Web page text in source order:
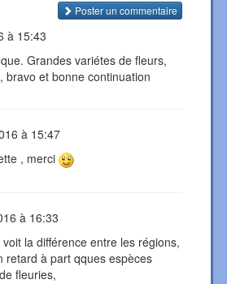
Poster un commentaire
à 15:43
Grandes variétes de fleurs,
bravo et bonne continuation
à 15:47
, merci
à 16:33
la différence entre les régions,
retard à part qques espèces
fleuries,